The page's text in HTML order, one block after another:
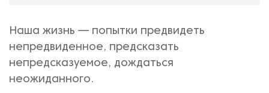
Наша жизнь — попытки предвидеть
непредвиденное, предсказать
непредсказуемое, дождаться
неожиданного.